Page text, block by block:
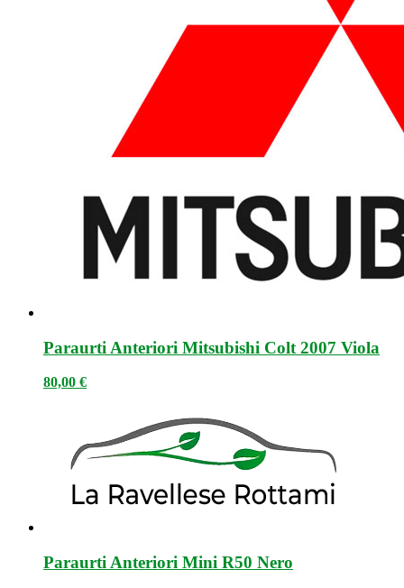
Paraurti Anteriori Mitsubishi Colt 2007 Viola
80,00 €
Paraurti Anteriori Mini R50 Nero